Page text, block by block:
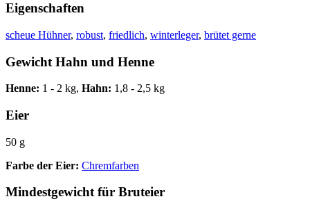
Eigenschaften
scheue Hühner, robust, friedlich, winterleger, brütet gerne
Gewicht Hahn und Henne
Henne: 1 - 2 kg, Hahn: 1,8 - 2,5 kg
Eier
50 g
Farbe der Eier: Chremfarben
Mindestgewicht für Bruteier